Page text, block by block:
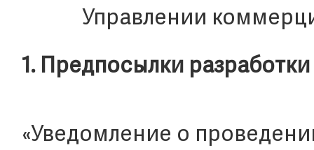
Управлении
1. Предпосылки
«Уведомление о